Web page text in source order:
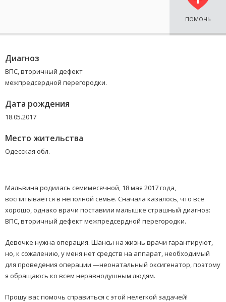
ПОМОЧЬ
Диагноз
ВПС, вторичный дефект
межпредсердной перегородки.
Дата рождения
18.05.2017
Место жительства
Одесская обл.
Мальвина родилась семимесячной, 18 мая 2017 года,
воспитывается в неполной семье. Сначала казалось, что все
хорошо, однако врачи поставили малышке страшный диагноз:
ВПС, вторичный дефект межпредсердной перегородки.
Девочке нужна операция. Шансы на жизнь врачи гарантируют,
но, к сожалению, у меня нет средств на аппарат, необходимый
для проведения операции —неонатальный оксигенатор, поэтому
я обращаюсь ко всем неравнодушным людям.
Прошу вас помочь справиться с этой нелегкой задачей!